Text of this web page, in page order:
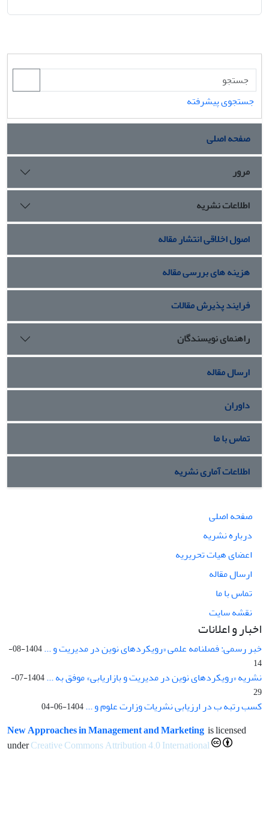
جستجوی پیشرفته
صفحه اصلی
مرور
اطلاعات نشریه
اصول اخلاقی انتشار مقاله
هزینه های بررسی مقاله
فرایند پذیرش مقالات
راهنمای نویسندگان
ارسال مقاله
داوران
تماس با ما
اطلاعات آماری نشریه
صفحه اصلی
درباره نشریه
اعضای هیات تحریریه
ارسال مقاله
تماس با ما
نقشه سایت
اخبار و اعلانات
خبر رسمی: فصلنامه علمی «رویکردهای نوین در مدیریت و ...
1404-08-
14
نشریه «رویکردهای نوین در مدیریت و بازاریابی» موفق به ...
1404-07-
29
کسب رتبه ب در ارزیابی نشریات وزارت علوم و ...1404-06-04
New Approaches in Management and Marketing is licensed
underCreative Commons Attribution 4.0 International